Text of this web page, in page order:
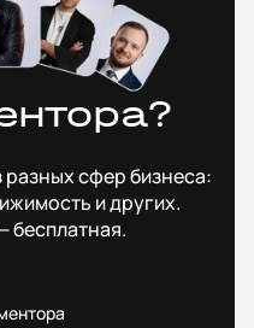
сфер бизнеса:
и других.
бесплатная.